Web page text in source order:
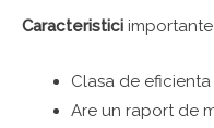
Caracteristici
Clasa de
Are un raport de